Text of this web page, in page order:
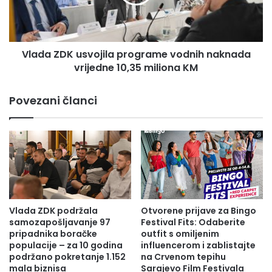
Ministarstvo za boračka pitanja ZDK
T
O
M
K
U
L
T
U
M
I
H
I
Z
u
i
l
a
p
r
o
g
r
a
m
e
v
o
Vlada ZDK usvojila programe vodnih naknada
vrijedne 10,35 miliona KM
Povezani članci
Vlada ZDK podržala
samozapošljavanje 97
pripadnika boračke
populacije – za 10 godina
podržano pokretanje 1.152
mala biznisa
Otvorene prijave za Bingo
Festival Fits: Odaberite
outfit s omiljenim
influencerom i zablistajte
na Crvenom tepihu
Sarajevo Film Festivala